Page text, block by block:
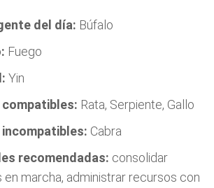
del día: Búfalo
Fuego
Yin
Rata, Serpiente, Gallo
Cabra
recomendadas: consolidar
marcha, administrar recursos con